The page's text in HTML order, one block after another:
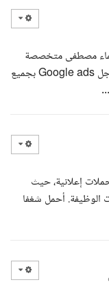
مصطفى متخصصة
تسويق الكتروني وجوجل أدز وجميع خدمات جوجل Google ads بجميع
إعلانية، حيث
الوظيفة. أحمل شغفا